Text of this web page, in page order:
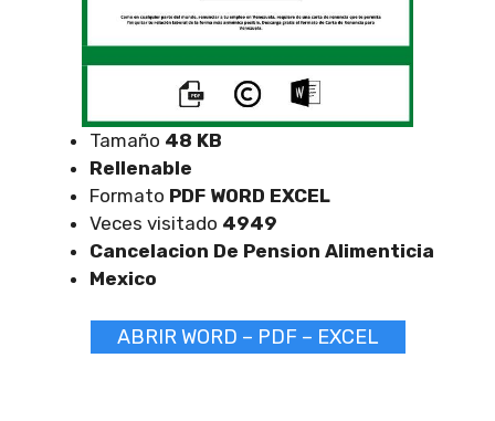
Tamaño 48 KB
Rellenable
Formato PDF WORD EXCEL
Veces visitado 4949
Cancelacion De Pension Alimenticia
Mexico
ABRIR WORD – PDF – EXCEL